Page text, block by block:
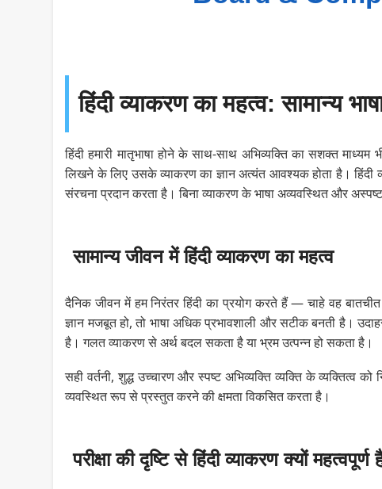
हिंदी व्याकरण का महत्व: सामान्य
हिंदी हमारी मातृभाषा होने के साथ-साथ अभिव्यक्ति का सशक्त
लिखने के लिए उसके व्याकरण का ज्ञान अत्यंत आवश्यक होता है। हिंदी
संरचना प्रदान करता है। बिना व्याकरण के भाषा अव्यवस्थित और
सामान्य जीवन में हिंदी व्याकरण का महत्व
दैनिक जीवन में हम निरंतर हिंदी का प्रयोग करते हैं — चाहे वह
ज्ञान मजबूत हो, तो भाषा अधिक प्रभावशाली और सटीक बनती है।
है। गलत व्याकरण से अर्थ बदल सकता है या भ्रम उत्पन्न हो सकता है।
सही वर्तनी, शुद्ध उच्चारण और स्पष्ट अभिव्यक्ति व्यक्ति के व्यक्तित्व
व्यवस्थित रूप से प्रस्तुत करने की क्षमता विकसित करता है।
परीक्षा की दृष्टि से हिंदी व्याकरण क्यों महत्वपूर्ण